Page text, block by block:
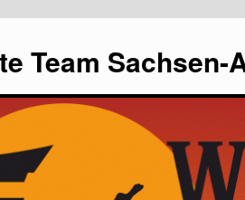
Team Sachsen-